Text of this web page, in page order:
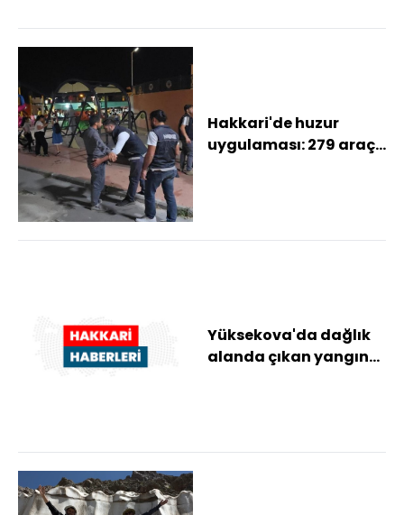
Hakkari'de huzur
uygulaması: 279 araç,
Yüksekova'da dağlık
alanda çıkan yangın